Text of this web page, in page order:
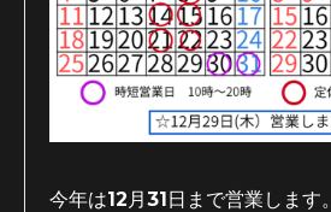
今年は12月31日まで営業します。